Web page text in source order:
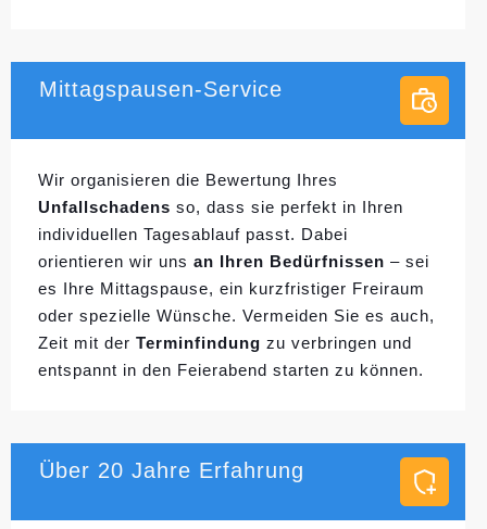
Mittagspausen-Service
Wir organisieren die Bewertung Ihres
Unfallschadens so, dass sie perfekt in Ihren
individuellen Tagesablauf passt. Dabei
orientieren wir uns an Ihren Bedürfnissen – sei
es Ihre Mittagspause, ein kurzfristiger Freiraum
oder spezielle Wünsche. Vermeiden Sie es auch,
Zeit mit der Terminfindung zu verbringen und
entspannt in den Feierabend starten zu können.
Über 20 Jahre Erfahrung